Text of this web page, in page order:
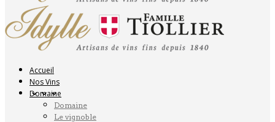
Accueil
Nos Vins
Domaine
Domaine
Le vignoble